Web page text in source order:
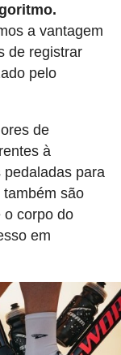
a vantagem
de registrar
pelo
de
à
para
são
o corpo do
em